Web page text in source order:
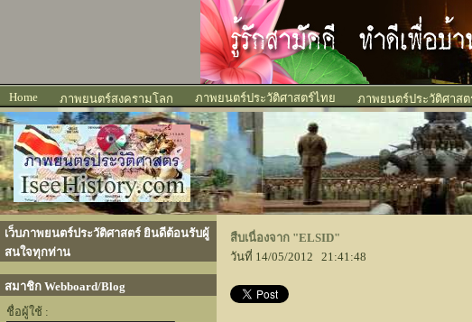
Home ภาพยนตร์สงครามโลก ภาพยนตร์ประวัติศาสตร์ไทย ภาพยนตร์ประวัติศาสต
เว็บภาพยนตร์ประวัติศาสตร์ ยินดีต้อนรับผู้
สนใจทุกท่าน
สมาชิก Webboard/Blog
ชื่อผู้ใช้ :
สืบเนื่องจาก "ELSID"
วันที่ 14/05/2012 21:41:48